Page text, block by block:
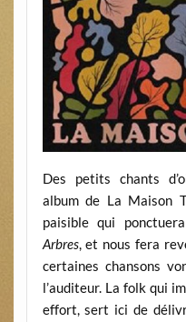
Des petits chants
album de La Maison
paisible qui
Arbres, et nous fera
certaines chansons
l’auditeur. La folk qui
effort, sert ici de